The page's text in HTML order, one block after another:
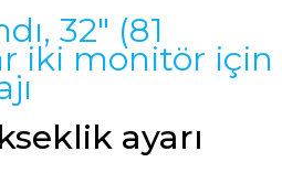
32" (81
iki monitör için
ayarı